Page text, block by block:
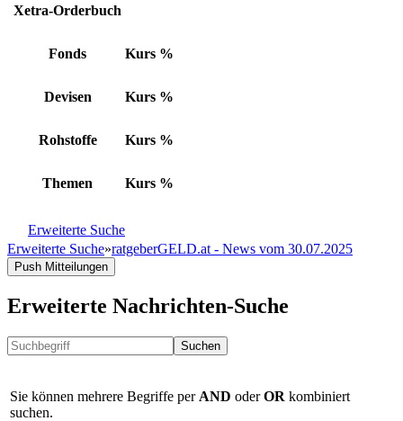
Xetra-Orderbuch
Fonds Kurs %
Devisen Kurs %
Rohstoffe Kurs %
Themen Kurs %
Erweiterte Suche
Erweiterte Suche»ratgeberGELD.at - News vom 30.07.2025
Push Mitteilungen
Erweiterte Nachrichten-Suche
Suchen
Sie können mehrere Begriffe per AND oderOR kombiniert
suchen.